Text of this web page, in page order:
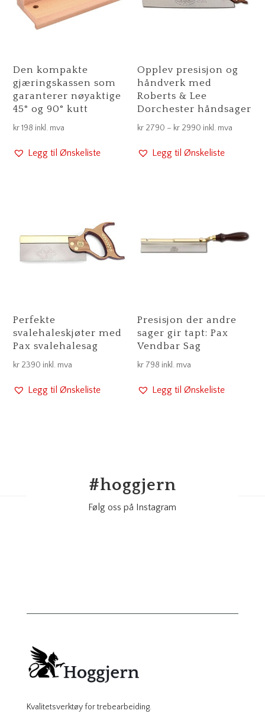
Den kompakte
gjæringskassen som
garanterer nøyaktige
45° og 90° kutt
kr198 inkl. mva
Legg til Ønskeliste
Opplev presisjon og
håndverk med
Roberts & Lee
Dorchester håndsager
kr 2790 – kr 2990 Prisområde:
til
inkl. mva
Legg til Ønskeliste
Perfekte
svalehaleskjøter med
Pax svalehalesag
kr 2390 inkl. mva
Legg til Ønskeliste
Presisjon der andre
sager gir tapt: Pax
Vendbar Sag
kr 798 inkl. mva
Legg til Ønskeliste
#hoggjern
Følg oss på Instagram
Kvalitetsverktøy for trebearbeiding.